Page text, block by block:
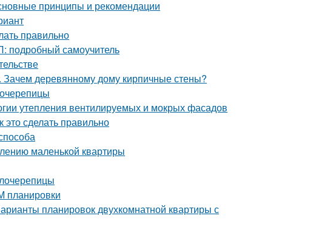
принципы и рекомендации
правильно
подробный самоучитель
Зачем деревянному дому кирпичные стены?
утепления вентилируемых и мокрых фасадов
это сделать правильно
маленькой квартиры
планировки
планировок двухкомнатной квартиры с